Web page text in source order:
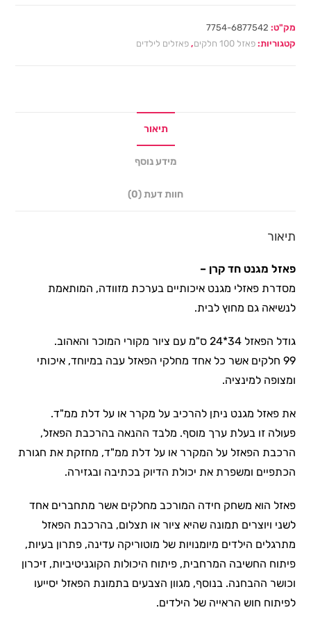
מק"ט: 7754-6877542
קטגוריות:פאזל 100 חלקים ,פאזלים לילדים
תיאור
מידע נוסף
חוות דעת (0)
תיאור
פאזל מגנט חד קרן –
מסדרת פאזלי מגנט איכותיים בערכת מזוודה, המותאמת
לנשיאה גם מחוץ לבית.
גודל הפאזל 34*24 ס"מ עם ציור מקורי המוכר והאהוב.
99 חלקים אשר כל אחד מחלקי הפאזל עבה במיוחד, איכותי
ומצופה למינציה.
את פאזל מגנט ניתן להרכיב על מקרר או על דלת ממ"ד.
פעולה זו בעלת ערך מוסף. מלבד ההנאה בהרכבת הפאזל,
הרכבת הפאזל על המקרר או על דלת ממ"ד, מחזקת את חגורת
הכתפיים ומשפרת את יכולת הדיוק בכתיבה ובגזירה.
פאזל הוא משחק חידה המורכב מחלקים אשר מתחברים אחד
לשני ויוצרים תמונה שהיא ציור או תצלום, בהרכבת הפאזל
מתרגלים הילדים מיומנויות של מוטוריקה עדינה, פתרון בעיות,
פיתוח החשיבה המרחבית, פיתוח היכולות הקוגניטיביות, זיכרון
וכושר ההבחנה. בנוסף, מגוון הצבעים בתמונת הפאזל יסייעו
לפיתוח חוש הראייה של הילדים.